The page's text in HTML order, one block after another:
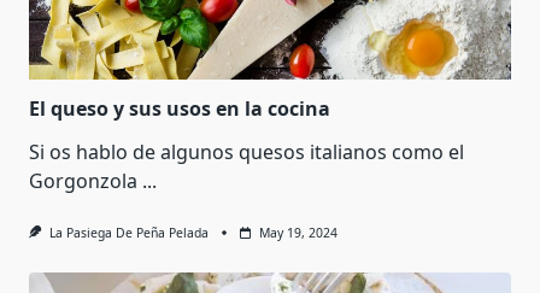
El queso y sus usos en la cocina
Si os hablo de algunos quesos italianos como el
Gorgonzola ...
La Pasiega De Peña Pelada May 19, 2024